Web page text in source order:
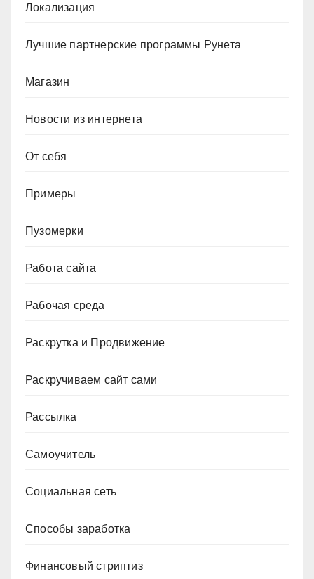
Локализация
Лучшие партнерские программы Рунета
Магазин
Новости из интернета
От себя
Примеры
Пузомерки
Работа сайта
Рабочая среда
Раскрутка и Продвижение
Раскручиваем сайт сами
Рассылка
Самоучитель
Социальная сеть
Способы заработка
Финансовый стриптиз